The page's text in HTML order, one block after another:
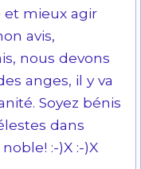
mieux agir
avis,
nous devons
anges, il y va
Soyez bénis
dans
:-)X :-)X